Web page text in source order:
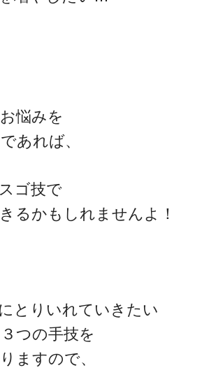
悩みを
あれば、
ゴ技で
るかもしれませんよ！
とりいれていきたい
つの手技を
ますので、